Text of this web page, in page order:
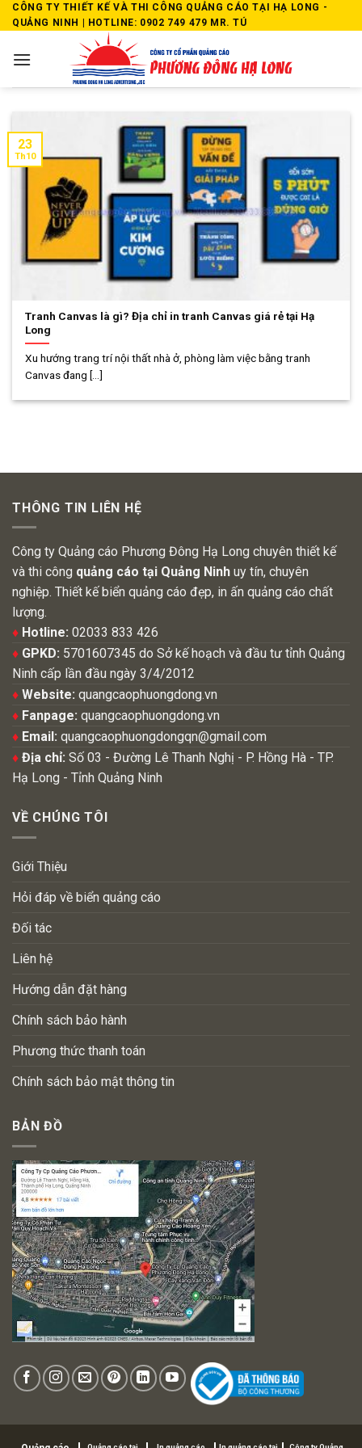
Skip
to
CÔNG TY THIẾT KẾ VÀ THI CÔNG QUẢNG CÁO TẠI HẠ LONG -
QUẢNG NINH | HOTLINE: 0902 749 479 MR. TÚ
Tranh Canvas là gì? Địa chỉ in tranh Canvas giá rẻ tại Hạ
Long
Xu hướng trang trí nội thất nhà ở, phòng làm việc bằng tranh
Canvas đang [...]
23
Th10
THÔNG TIN LIÊN HỆ
Công ty Quảng cáo Phương Đông Hạ Long chuyên thiết kế
và thi công quảng cáo tại Quảng Ninh uy tín, chuyên
nghiệp. Thiết kế biển quảng cáo đẹp, in ấn quảng cáo chất
lượng.
♦ Hotline: 02033 833 426
♦ GPKD: 5701607345 do Sở kế hoạch và đầu tư tỉnh Quảng
Ninh cấp lần đầu ngày 3/4/2012
♦ Website: quangcaophuongdong.vn
♦ Fanpage: quangcaophuongdong.vn
♦ Email: quangcaophuongdongqn@gmail.com
♦ Địa chỉ: Số 03 - Đường Lê Thanh Nghị - P. Hồng Hà - TP.
Hạ Long - Tỉnh Quảng Ninh
VỀ CHÚNG TÔI
Giới Thiệu
Hỏi đáp về biển quảng cáo
Đối tác
Liên hệ
Hướng dẫn đặt hàng
Chính sách bảo hành
Phương thức thanh toán
Chính sách bảo mật thông tin
BẢN ĐỒ